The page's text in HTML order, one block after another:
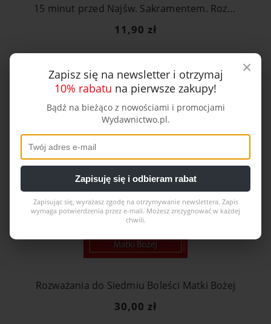
15 minut przed Najśw. Sakramentem. Rozważania i modlitwy adoracyjne
11,90 zł
Rozważania do Siedmiu Boleści Matki Bożej
30,00 zł
NOWOŚĆ
×
Zapisz się na newsletter i otrzymaj
10% rabatu na pierwsze zakupy!
Bądź na bieżąco z nowościami i promocjami
Wydawnictwo.pl.
Zapisuję się i odbieram rabat
Zapisując się, wyrażasz zgodę na otrzymywanie newslettera. Zapis
wymaga potwierdzenia przez e-mail. Możesz zrezygnować w każdej
chwili.